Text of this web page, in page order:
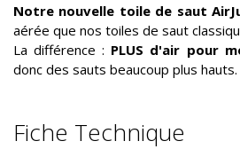
Notre nouvelle toile de saut
aérée que nos toiles de saut
La différence : PLUS d'air pour
donc des sauts beaucoup plus hauts.
Fiche Technique